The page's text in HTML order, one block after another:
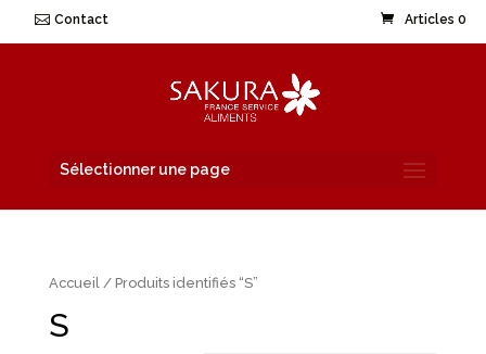
Contact Articles 0
Sélectionner une page
Accueil/ Produits identifiés “S”
S